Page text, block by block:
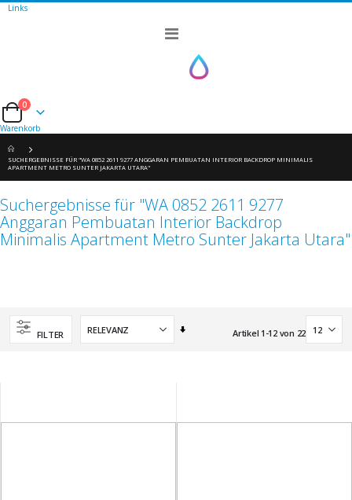
Links
Navigation
Cart
0
Warenkorb
SUCHERGEBNISSE FÜR "WA 0852 2611 9277 ANGGARAN PEMBUATAN INTERIOR BACKDROP MINIMALIS
APARTMENT METRO SUNTER JAKARTA UTARA"
Suchergebnisse für "WA 0852 2611 9277
Anggaran Pembuatan Interior Backdrop
Minimalis Apartment Metro Sunter Jakarta Utara"
FILTER
AufsteigendArtikel 1 -12von 22